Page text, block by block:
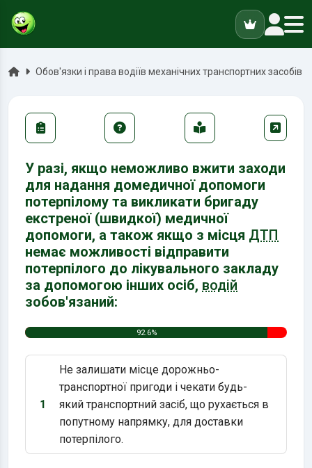
ГоловнаОбов'язки і права водіїв механічних транспортних засобів
У разі, якщо неможливо вжити заходи
для надання домедичної допомоги
потерпілому та викликати бригаду
екстреної (швидкої) медичної
допомоги, а також якщо з місця ДТП
немає можливості відправити
потерпілого до лікувального закладу
за допомогою інших осіб, водій
зобов'язаний:
92.6%
Варіант 1:
1
Не залишати місце дорожньо-
транспортної пригоди і чекати будь-
який транспортний засіб, що рухається в
попутному напрямку, для доставки
потерпілого.